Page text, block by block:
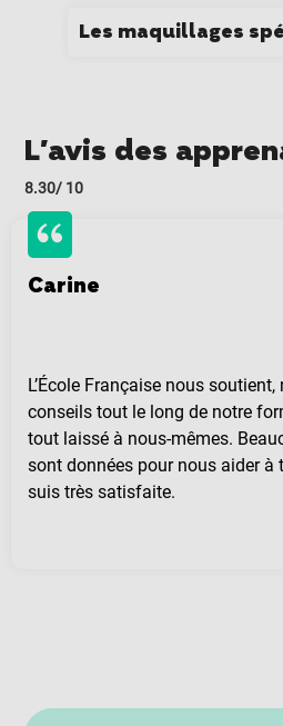
Les maquillages
L'avis des
8.30/ 10
Carine
L’École Française nous
conseils tout le long de notre
tout laissé à nous-mêmes.
sont données pour nous aider à
suis très satisfaite.